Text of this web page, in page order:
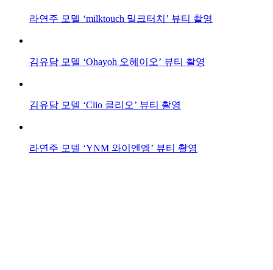
라연주 모델 ‘milktouch 밀크터치’ 뷰티 촬영
김유담 모델 ‘Ohayoh 오헤이오’ 뷰티 촬영
김유담 모델 ‘Clio 클리오’ 뷰티 촬영
라연주 모델 ‘YNM 와이엔엠’ 뷰티 촬영